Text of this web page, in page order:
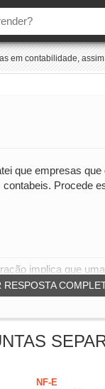
em contabilidade,
que empresas
Procede
RESPOSTA
implica que
NF-E